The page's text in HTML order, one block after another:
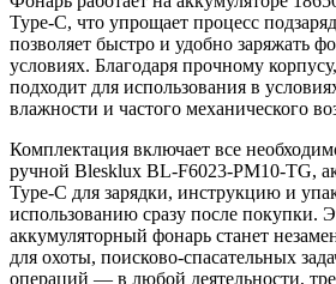
Type-C, что упрощает процесс
позволяет быстро и удобно заряжать
условиях. Благодаря прочному
подходит для использования в
влажности и частого механического
Комплектация включает все
ручной Blesklux BL-F6023-PM10-TG,
Type-C для зарядки, инструкцию и
использованию сразу после покупки.
аккумуляторный фонарь станет
для охоты, поисково-спасательных
операций — в любой деятельности,